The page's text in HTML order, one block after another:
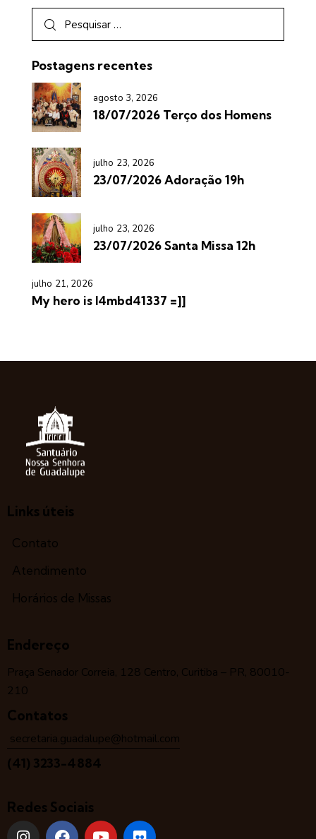
Postagens recentes
agosto 3, 2026
18/07/2026 Terço dos Homens
julho 23, 2026
23/07/2026 Adoração 19h
julho 23, 2026
23/07/2026 Santa Missa 12h
julho 21, 2026
My hero is l4mbd41337 =]]
Links úteis
Contato
Atendimento
Horários de Missas
Endereço
Praça Senador Correia, 128 Centro, Curitiba – PR, 80010-
210
Contatos
secretaria.guadalupe@hotmail.com
(41) 3233-4884
Redes Sociais